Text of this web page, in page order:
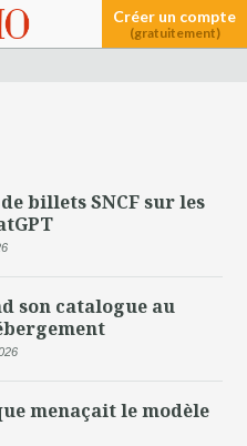
Créer un compte
(gratuitement)
billets SNCF sur les
son catalogue au
menaçait le modèle